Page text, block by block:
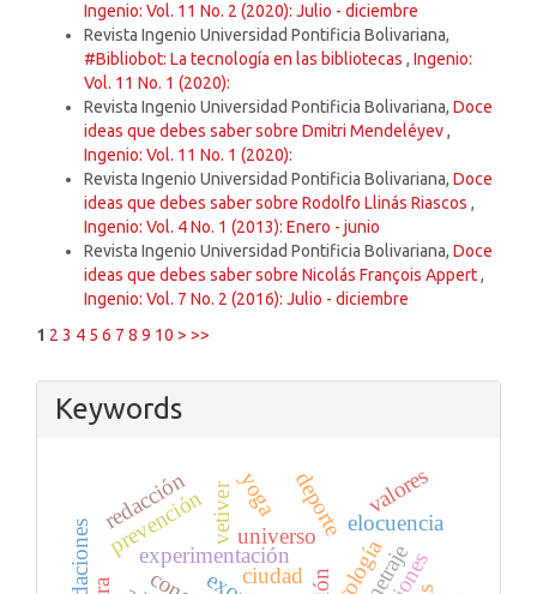
Ingenio: Vol. 11 No. 2 (2020): Julio - diciembre
Revista Ingenio Universidad Pontificia Bolivariana,
#Bibliobot: La tecnología en las bibliotecas , Ingenio:
Vol. 11 No. 1 (2020):
Revista Ingenio Universidad Pontificia Bolivariana, Doce
ideas que debes saber sobre Dmitri Mendeléyev,
Ingenio: Vol. 11 No. 1 (2020):
Revista Ingenio Universidad Pontificia Bolivariana, Doce
ideas que debes saber sobre Rodolfo Llinás Riascos ,
Ingenio: Vol. 4 No. 1 (2013): Enero - junio
Revista Ingenio Universidad Pontificia Bolivariana, Doce
ideas que debes saber sobre Nicolás François Appert,
Ingenio: Vol. 7 No. 2 (2016): Julio - diciembre
1 2 3 4 5 6 7 8 9 10 > >>
Keywords
experimentación
universo ecología
vetiver
prevención deporte elocuencia
redacción yoga valores
ciudad